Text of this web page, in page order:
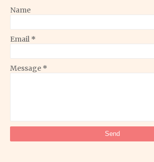
Name
Email *
Message *